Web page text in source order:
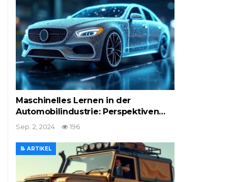
Maschinelles Lernen in der
Automobilindustrie: Perspektiven…
Sep. 2, 2024 196
📝 ARTIKEL